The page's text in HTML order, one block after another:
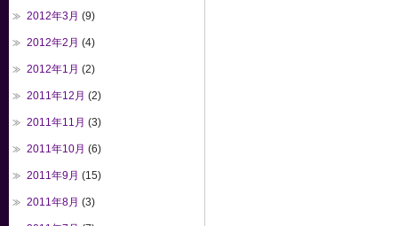
2012年3月 (9)
2012年2月 (4)
2012年1月 (2)
2011年12月 (2)
2011年11月 (3)
2011年10月 (6)
2011年9月 (15)
2011年8月 (3)